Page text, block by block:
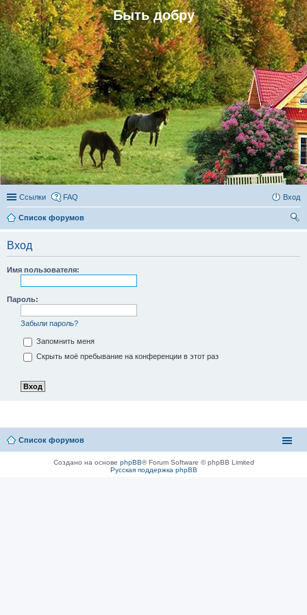
Быть добру
Ссылки FAQ Вход
Список форумов
Вход
Имя пользователя:
Пароль:
Забыли пароль?
Запомнить меня
Скрыть моё пребывание на конференции в этот раз
Список форумов
Создано на основе phpBB® Forum Software © phpBB Limited
Русская поддержка phpBB